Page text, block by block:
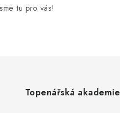
tu pro vás!
Topenářská akademie